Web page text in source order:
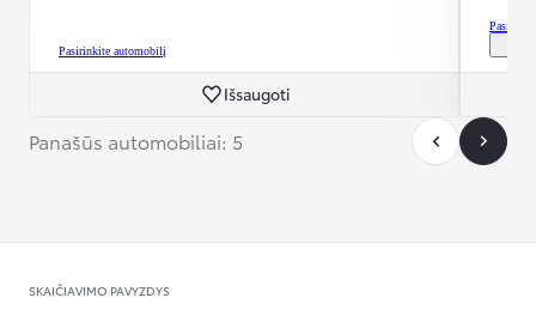
Pasirinkite automobilį
Išsaugoti
Panašūs automobiliai: 5
SKAIČIAVIMO PAVYZDYS